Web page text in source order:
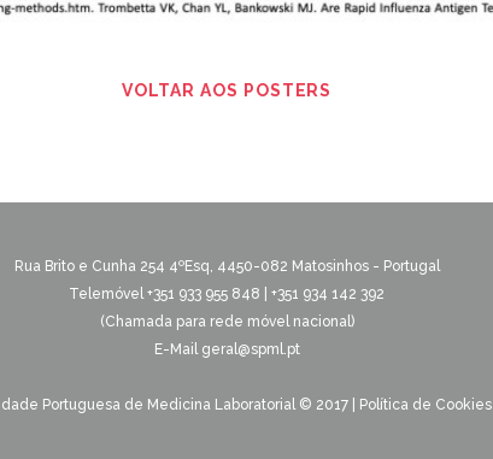
VOLTAR AOS POSTERS
Rua Brito e Cunha 254 4ºEsq, 4450-082 Matosinhos - Portugal
Telemóvel +351 933 955 848 | +351 934 142 392
(Chamada para rede móvel nacional)
E-Mail geral@spml.pt
Portuguesa de Medicina Laboratorial © 2017 Política de Cookies